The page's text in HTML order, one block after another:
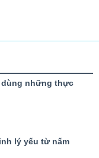
những thực
lý yếu từ nấm